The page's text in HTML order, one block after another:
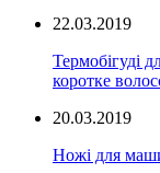
22.03.2019
Термобігуді
коротке
20.03.2019
Ножі для